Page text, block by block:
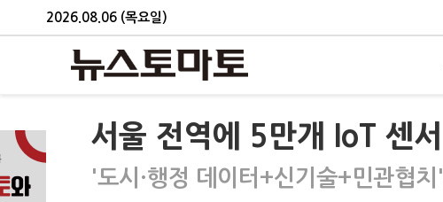
2026.08.06 (목요일)
서울 전역에 5만개 IoT 센
'도시·행정 데이터+신기술+민관협